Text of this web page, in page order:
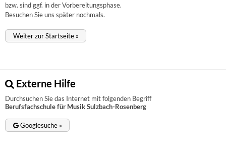
bzw. sind ggf. in der Vorbereitungsphase.
Besuchen Sie uns später nochmals.
Weiter zur Startseite »
Externe Hilfe
Durchsuchen Sie das Internet mit folgenden Begriff
Berufsfachschule für Musik Sulzbach-Rosenberg
Googlesuche »